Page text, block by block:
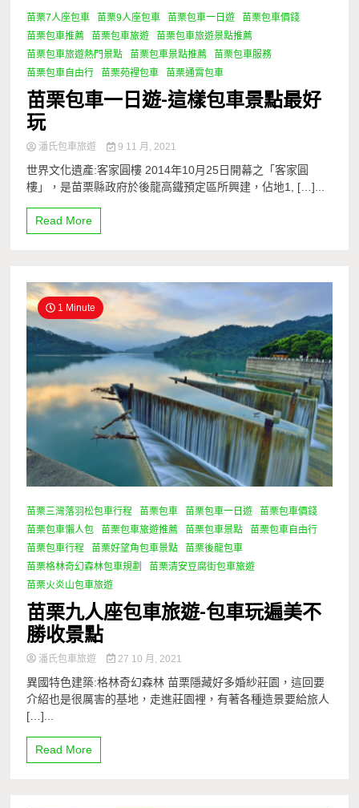
苗栗7人座包車 苗栗9人座包車 苗栗包車一日遊
苗栗包車價錢
苗栗包車推薦
苗栗包車旅遊
苗栗包車旅遊景點推薦
苗栗包車旅遊熱門景點
苗栗包車景點推薦
苗栗包車服務
苗栗包車自由行
苗栗苑裡包車 苗栗通霄包車
苗栗包車一日遊-這樣包車景點最好
玩
潘氏包車旅遊 9 11 月, 2021
世界文化遺產:客家圓樓 2014年10月25日開幕之「客家圓
樓」，是苗栗縣政府於後龍高鐵預定區所興建，佔地1, […]...
Read More
1 Minute
苗栗三灣落羽松包車行程 苗栗包車 苗栗包車一日遊
苗栗包車價錢
苗栗包車懶人包
苗栗包車旅遊推薦 苗栗包車景點
苗栗包車自由行
苗栗包車行程
苗栗好望角包車景點
苗栗後龍包車
苗栗格林奇幻森林包車規劃
苗栗清安豆腐街包車旅遊
苗栗火炎山包車旅遊
苗栗九人座包車旅遊-包車玩遍美不
勝收景點
潘氏包車旅遊 27 10 月, 2021
異國特色建築:格林奇幻森林 苗栗隱藏好多婚紗莊園，這回要
介紹也是很厲害的基地，走進莊園裡，有著各種造景要給旅人
[…]...
Read More